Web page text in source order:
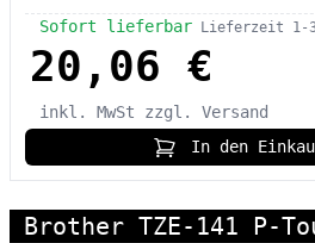
Sofort lieferbar Lieferzeit 1-3
20,06 €
inkl. MwSt
zzgl. Versand
In den
Brother TZE-141 P-